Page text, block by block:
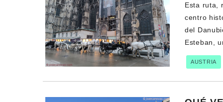
Esta ruta,
centro
del
Esteban,
AUSTRIA